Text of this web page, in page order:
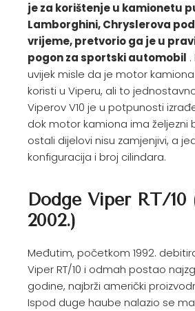
je za korištenje u kamionetu
Lamborghini, Chryslerova
vrijeme, pretvorio ga je u
pogon za sportski automobil
uvijek misle da je motor
koristi u Viperu, ali to
Viperov V10 je u potpunosti
dok motor kamiona ima željezni
ostali dijelovi nisu zamjenjivi, a
konfiguracija i broj cilindara.
Dodge Viper RT/10
2002.)
Međutim, početkom 1992.
Viper RT/10 i odmah postao
godine, najbrži američki
Ispod duge haube nalazio se